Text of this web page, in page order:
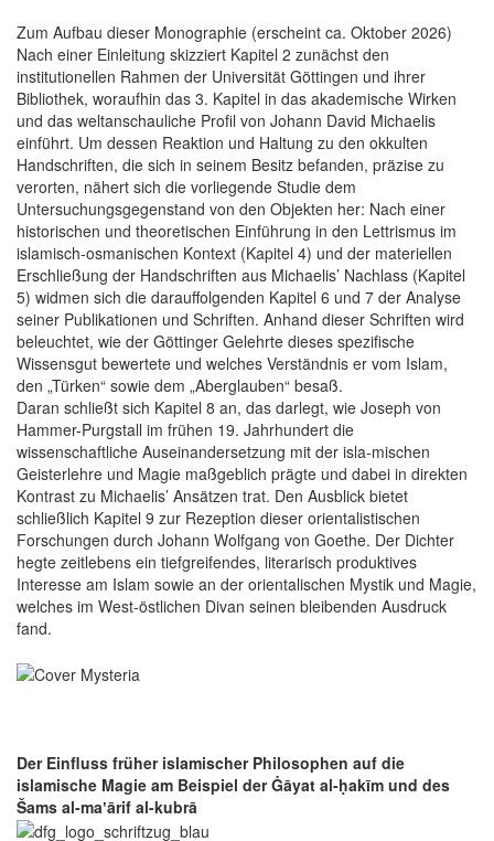
Zum Aufbau dieser Monographie (erscheint ca. Oktober 2026)
Nach einer Einleitung skizziert Kapitel 2 zunächst den
institutionellen Rahmen der Universität Göttingen und ihrer
Bibliothek, woraufhin das 3. Kapitel in das akademische Wirken
und das weltanschauliche Profil von Johann David Michaelis
einführt. Um dessen Reaktion und Haltung zu den okkulten
Handschriften, die sich in seinem Besitz befanden, präzise zu
verorten, nähert sich die vorliegende Studie dem
Untersuchungsgegenstand von den Objekten her: Nach einer
historischen und theoretischen Einführung in den Lettrismus im
islamisch-osmanischen Kontext (Kapitel 4) und der materiellen
Erschließung der Handschriften aus Michaelis’ Nachlass (Kapitel
5) widmen sich die darauffolgenden Kapitel 6 und 7 der Analyse
seiner Publikationen und Schriften. Anhand dieser Schriften wird
beleuchtet, wie der Göttinger Gelehrte dieses spezifische
Wissensgut bewertete und welches Verständnis er vom Islam,
den „Türken“ sowie dem „Aberglauben“ besaß.
Daran schließt sich Kapitel 8 an, das darlegt, wie Joseph von
Hammer-Purgstall im frühen 19. Jahrhundert die
wissenschaftliche Auseinandersetzung mit der isla-mischen
Geisterlehre und Magie maßgeblich prägte und dabei in direkten
Kontrast zu Michaelis’ Ansätzen trat. Den Ausblick bietet
schließlich Kapitel 9 zur Rezeption dieser orientalistischen
Forschungen durch Johann Wolfgang von Goethe. Der Dichter
hegte zeitlebens ein tiefgreifendes, literarisch produktives
Interesse am Islam sowie an der orientalischen Mystik und Magie,
welches im West-östlichen Divan seinen bleibenden Ausdruck
fand.
Der Einfluss früher islamischer Philosophen auf die
islamische Magie am Beispiel der Ġāyat al-ḥakīm und des
Šams al-maʽārif al-kubrā